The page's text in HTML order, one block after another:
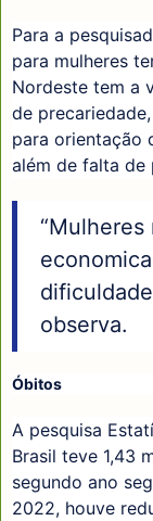
Para a
para mulheres
Nordeste tem a
de
para orientação
além de falta de
observa.
Óbitos
A pesquisa
Brasil teve 1,43
segundo ano
2022, houve